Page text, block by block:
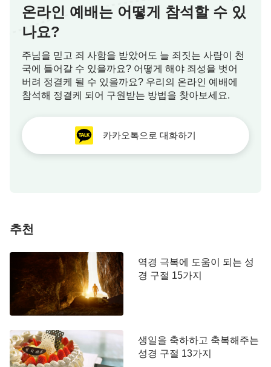
죄가 있어 매를 맞고 참으면 무슨 칭찬이 있으리요
오직 선을 행함으로 고난을 받고 참으면 이는
앞에 아름다우니라
온라인 예배는 어떻게 참석할 수 있
나요?
주님을 믿고 죄 사함을 받았어도 늘 죄짓는 사람이 천
국에 들어갈 수 있을까요? 어떻게 해야 죄성을 벗어
버려 정결케 될 수 있을까요? 우리의 온라인 예배에
참석해 정결케 되어 구원받는 방법을 찾아보세요.
카카오톡으로 대화하기
추천
역경 극복에 도움이 되는 성
경 구절 15가지
생일을 축하하고 축복해주는
성경 구절 13가지